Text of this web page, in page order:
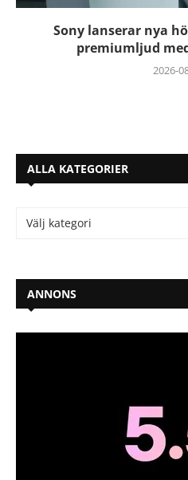
Sony lanserar nya
premiumljud
2026-
ALLA KATEGORIER
ANNONS